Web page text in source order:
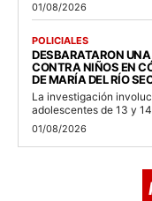
01/08/2026
POLICIALES
DESBARATARON UNA
CONTRA NIÑOS EN
DE MARÍA DEL RÍO
La investigación
adolescentes de 13 y
01/08/2026